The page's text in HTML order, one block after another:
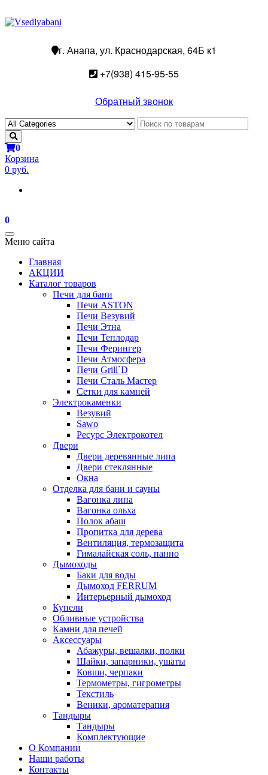
г. Анапа, ул. Краснодарская, 64Б к1
+7(938) 415-95-55
Обратный звонок
0
Корзина
0 руб.
0
Toggle
navigation
Меню сайта
Главная
АКЦИИ
Каталог товаров
Печи для бани
Печи ASTON
Печи Везувий
Печи Этна
Печи Теплодар
Печи Ферингер
Печи Атмосфера
Печи Grill`D
Печи Сталь Мастер
Сетки для камней
Электрокаменки
Везувий
Sawo
Ресурс Электрокотел
Двери
Двери деревянные липа
Двери стеклянные
Окна
Отделка для бани и сауны
Вагонка липа
Вагонка ольха
Полок абаш
Пропитка для дерева
Вентиляция, термозащита
Гималайская соль, панно
Дымоходы
Баки для воды
Дымоход FERRUM
Интерьерный дымоход
Купели
Обливные устройства
Камни для печей
Аксессуары
Абажуры, вешалки, полки
Шайки, запарники, ушаты
Ковши, черпаки
Термометры, гигрометры
Текстиль
Веники, ароматерапия
Тандыры
Тандыры
Комплектующие
О Компании
Наши работы
Контакты